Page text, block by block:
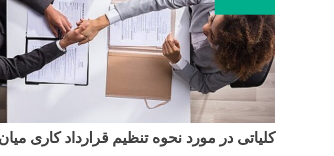
کلیاتی در مورد نحوه تنظیم قرارداد کاری